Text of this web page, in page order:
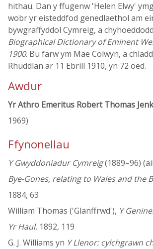
hithau. Dan y ffugenw 'Helen Elwy'
wobr yr eisteddfod genedlaethol am
bywgraffyddol Cymreig, a
Biographical Dictionary of Eminent
1900. Bu farw ym Mae Colwyn, a
Rhuddlan ar 11 Ebrill 1910, yn 72 oed.
Awdur
Yr Athro Emeritus Robert Thomas
1969)
Ffynonellau
Y Gwyddoniadur Cymreig(1889–96)
Bye-Gones, relating to Wales and the
1884, 63
William Thomas ('Glanffrwd'), Y
Yr Haul, 1892, 119
G. J. Williams yn Y Llenor: cylchgrawn